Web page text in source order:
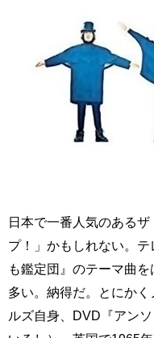
日本で一番人気のある
プ！」かもしれない。
も鑑定団』のテーマ曲
多い。納得だ。とにか
ルズ自身、DVD『アン